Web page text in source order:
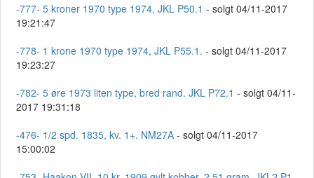
-777- 5 kroner 1970 type 1974, JKL P50.1 - solgt 04/11-2017
19:21:47
-778- 1 krone 1970 type 1974, JKL P55.1. - solgt 04/11-2017
19:23:27
-782- 5 øre 1973 liten type, bred rand. JKL P72.1 - solgt 04/11-
2017 19:31:18
-476- 1/2 spd. 1835, kv. 1+. NM27A - solgt 04/11-2017
15:00:02